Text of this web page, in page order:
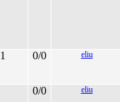
1 0/0 eliu
0/0 eliu